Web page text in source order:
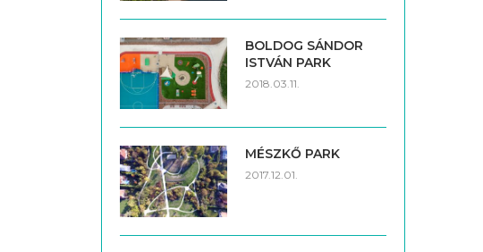
BOLDOG SÁNDOR
ISTVÁN PARK
2018.03.11.
MÉSZKŐ PARK
2017.12.01.